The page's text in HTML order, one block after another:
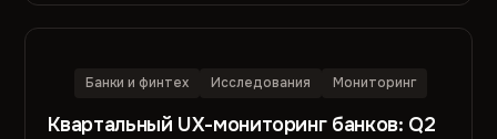
Банки и финтех Исследования Мониторинг
Квартальный UX-мониторинг банков: Q2